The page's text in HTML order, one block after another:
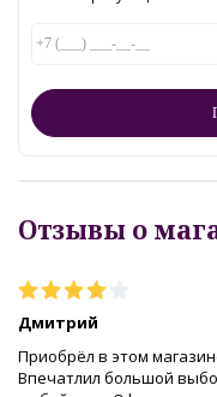
Отзывы о
Дмитрий
Приобрёл в этом
Впечатлил большой